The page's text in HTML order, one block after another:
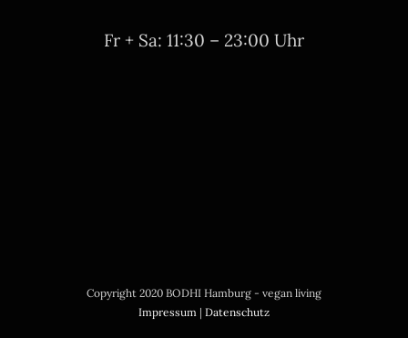
Fr + Sa: 11:30 – 23:00 Uhr
Copyright 2020 BODHI Hamburg - vegan living
Impressum | Datenschutz